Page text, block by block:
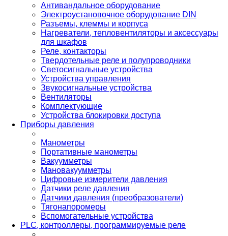
Антивандальное оборудование
Электроустановочное оборудование DIN
Разъемы, клеммы и корпуса
Нагреватели, тепловентиляторы и аксессуары
для шкафов
Реле, контакторы
Твердотельные реле и полупроводники
Светосигнальные устройства
Устройства управления
Звукосигнальные устройства
Вентиляторы
Комплектующие
Устройства блокировки доступа
Приборы давления
Манометры
Портативные манометры
Вакуумметры
Мановакуумметры
Цифровые измерители давления
Датчики реле давления
Датчики давления (преобразователи)
Тягонапоромеры
Вспомогательные устройства
PLС, контроллеры, программируемые реле